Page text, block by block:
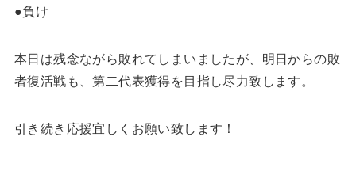
●負け
本日は残念ながら敗れてしまいましたが、明日からの敗
者復活戦も、第二代表獲得を目指し尽力致します。
引き続き応援宜しくお願い致します！